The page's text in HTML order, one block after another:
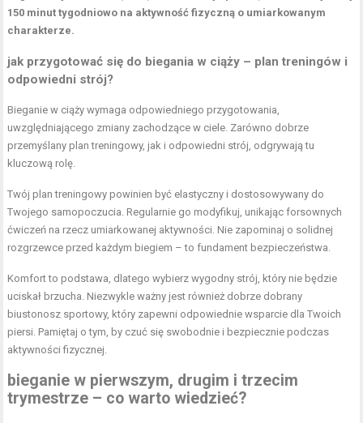
150 minut tygodniowo na aktywność fizyczną o umiarkowanym
charakterze.
jak przygotować się do biegania w ciąży – plan treningów i
odpowiedni strój?
Bieganie w ciąży wymaga odpowiedniego przygotowania,
uwzględniającego zmiany zachodzące w ciele. Zarówno dobrze
przemyślany plan treningowy, jak i odpowiedni strój, odgrywają tu
kluczową rolę.
Twój plan treningowy powinien być elastyczny i dostosowywany do
Twojego samopoczucia. Regularnie go modyfikuj, unikając forsownych
ćwiczeń na rzecz umiarkowanej aktywności. Nie zapominaj o solidnej
rozgrzewce przed każdym biegiem – to fundament bezpieczeństwa.
Komfort to podstawa, dlatego wybierz wygodny strój, który nie będzie
uciskał brzucha. Niezwykle ważny jest również dobrze dobrany
biustonosz sportowy, który zapewni odpowiednie wsparcie dla Twoich
piersi. Pamiętaj o tym, by czuć się swobodnie i bezpiecznie podczas
aktywności fizycznej.
bieganie w pierwszym, drugim i trzecim
trymestrze – co warto wiedzieć?